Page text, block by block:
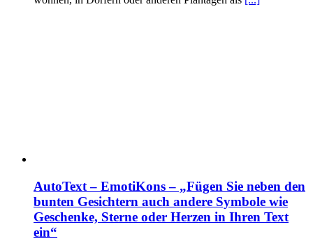
AutoText – EmotiKons – „Fügen Sie neben den
bunten Gesichtern auch andere Symbole wie
Geschenke, Sterne oder Herzen in Ihren Text
ein“